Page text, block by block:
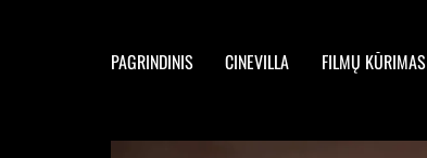
PAGRINDINIS CINEVILLA FILMŲ KŪRIMAS